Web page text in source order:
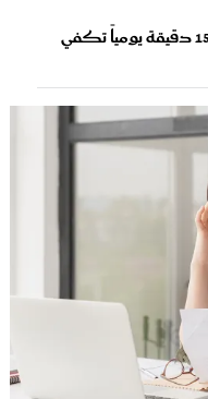
جدول تمارين منزلية للمرأة العاملة.. 15 دقيقة يومياً تكفي